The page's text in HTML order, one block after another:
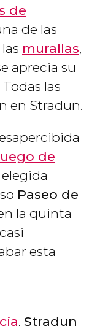
de
de las
murallas,
aprecia su
las
en Stradun.
de
Paseo de
la quinta
esta
, Stradun